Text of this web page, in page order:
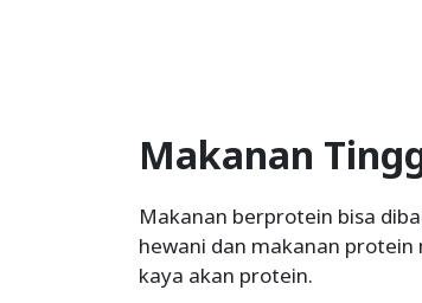
Makanan
Makanan berprotein bisa
hewani dan makanan
kaya akan protein.